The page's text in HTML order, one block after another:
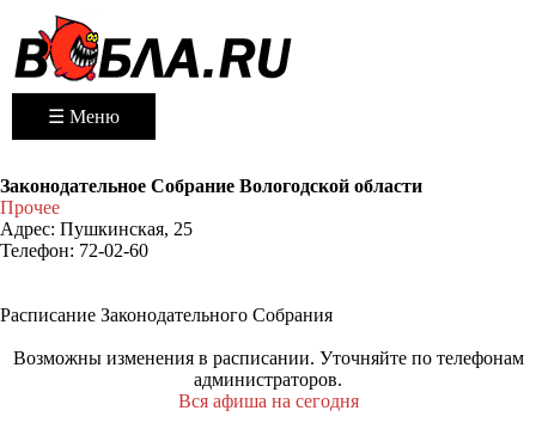
☰ Меню
Законодательное Собрание Вологодской области
Прочее
Адрес: Пушкинская, 25
Телефон: 72-02-60
Расписание Законодательного Собрания
Возможны изменения в расписании. Уточняйте по телефонам
администраторов.
Вся афиша на сегодня